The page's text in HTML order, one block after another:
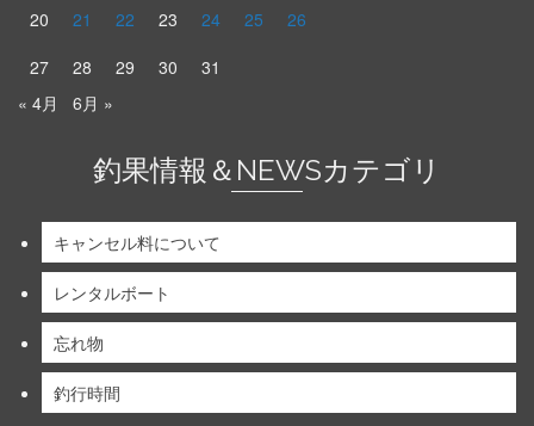
20
21 22 23 24 25
26
27
28 29 30
31
« 4月
6月 »
釣果情報＆NEWSカテゴリ
キャンセル料について
レンタルボート
忘れ物
釣行時間